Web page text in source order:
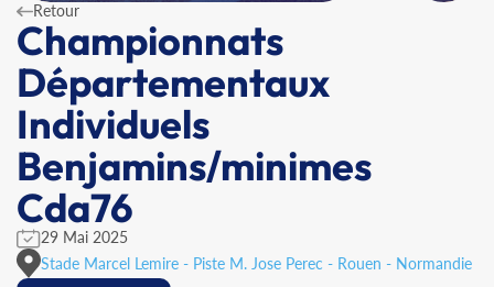
Retour
Championnats
Départementaux
Individuels
Benjamins/minimes
Cda76
29 Mai 2025
Stade Marcel Lemire - Piste M. Jose Perec - Rouen - Normandie